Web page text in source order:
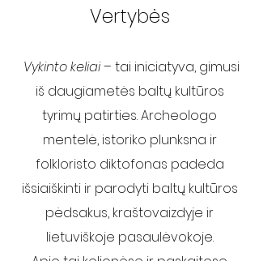
Vertybės
Vykinto keliai– tai iniciatyva, gimusi
iš daugiametės baltų kultūros
tyrimų patirties. Archeologo
mentelė, istoriko plunksna ir
folkloristo diktofonas padeda
išsiaiškinti ir parodyti baltų kultūros
pėdsakus, kraštovaizdyje ir
lietuviškoje pasaulėvokoje.